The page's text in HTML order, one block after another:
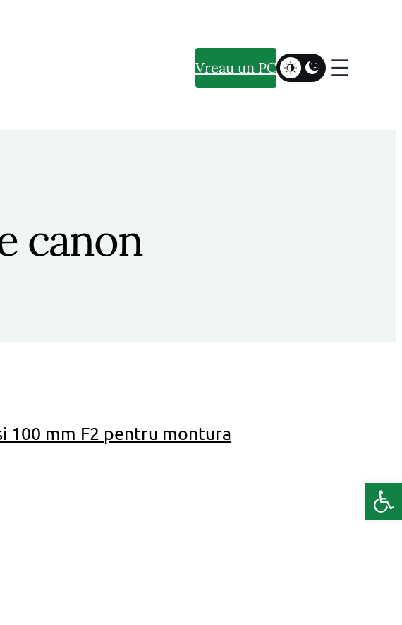
Vreau un PC
canon
100 mm F2 pentru montura